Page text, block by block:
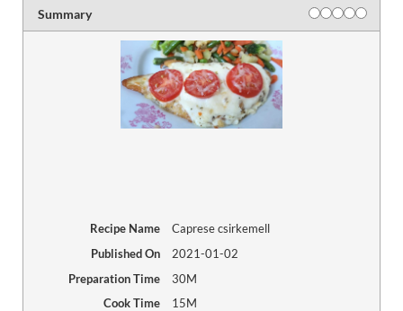
Summary
Recipe Name
Caprese csirkemell
Published On
2021-01-02
Preparation Time
30M
Cook Time
15M